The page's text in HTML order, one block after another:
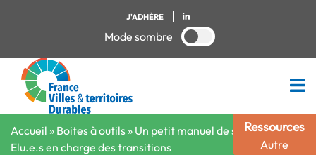
J'ADHÈRE
Mode sombre
Ressources
Autre
Accueil » Boites à outils » Un petit manuel de survie pour
Elu.e.s en charge des transitions